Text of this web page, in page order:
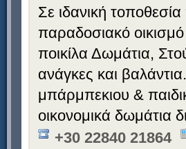
Σε ιδανική
παραδοσιακό
ποικίλα Δωμάτια,
ανάγκες και
μπάρμπεκιου &
οικονομικά δωμάτια
+30 22840 21864